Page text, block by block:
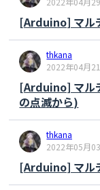
[Arduino] マル
thkana
2022年04月
[Arduino] マル
の点滅から)
thkana
2022年05月
[Arduino] マル